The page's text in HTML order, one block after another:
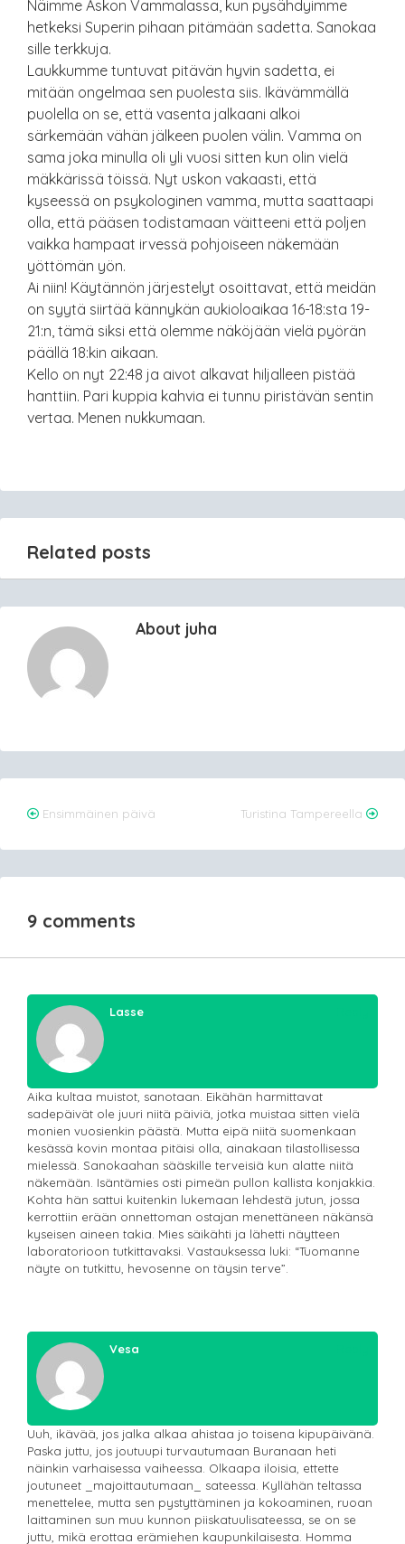
Näimme Askon Vammalassa, kun pysähdyimme
hetkeksi Superin pihaan pitämään sadetta. Sanokaa
sille terkkuja.
Laukkumme tuntuvat pitävän hyvin sadetta, ei
mitään ongelmaa sen puolesta siis. Ikävämmällä
puolella on se, että vasenta jalkaani alkoi
särkemään vähän jälkeen puolen välin. Vamma on
sama joka minulla oli yli vuosi sitten kun olin vielä
mäkkärissä töissä. Nyt uskon vakaasti, että
kyseessä on psykologinen vamma, mutta saattaapi
olla, että pääsen todistamaan väitteeni että poljen
vaikka hampaat irvessä pohjoiseen näkemään
yöttömän yön.
Ai niin! Käytännön järjestelyt osoittavat, että meidän
on syytä siirtää kännykän aukioloaikaa 16-18:sta 19-
21:n, tämä siksi että olemme näköjään vielä pyörän
päällä 18:kin aikaan.
Kello on nyt 22:48 ja aivot alkavat hiljalleen pistää
hanttiin. Pari kuppia kahvia ei tunnu piristävän sentin
vertaa. Menen nukkumaan.
Related posts
About juha
Post
navigation
Ensimmäinen päivä Turistina Tampereella
9 comments
Lasse
Aika kultaa muistot, sanotaan. Eikähän harmittavat
sadepäivät ole juuri niitä päiviä, jotka muistaa sitten vielä
monien vuosienkin päästä. Mutta eipä niitä suomenkaan
kesässä kovin montaa pitäisi olla, ainakaan tilastollisessa
mielessä. Sanokaahan sääskille terveisiä kun alatte niitä
näkemään. Isäntämies osti pimeän pullon kallista konjakkia.
Kohta hän sattui kuitenkin lukemaan lehdestä jutun, jossa
kerrottiin erään onnettoman ostajan menettäneen näkänsä
kyseisen aineen takia. Mies säikähti ja lähetti näytteen
laboratorioon tutkittavaksi. Vastauksessa luki: “Tuomanne
näyte on tutkittu, hevosenne on täysin terve”.
Vesa
Uuh, ikävää, jos jalka alkaa ahistaa jo toisena kipupäivänä.
Paska juttu, jos joutuupi turvautumaan Buranaan heti
näinkin varhaisessa vaiheessa. Olkaapa iloisia, ettette
joutuneet _majoittautumaan_ sateessa. Kyllähän teltassa
menettelee, mutta sen pystyttäminen ja kokoaminen, ruoan
laittaminen sun muu kunnon piiskatuulisateessa, se on se
juttu, mikä erottaa erämiehen kaupunkilaisesta. Homma